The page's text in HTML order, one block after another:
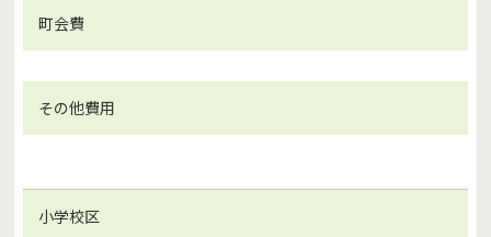
町会費
その他費用
小学校区